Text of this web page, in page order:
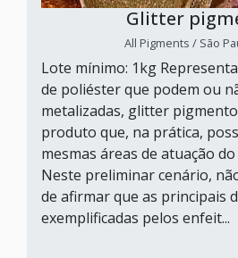
Glitter
All Pigments / São
Lote mínimo: 1kg
de poliéster que podem ou
metalizadas, glitter
produto que, na prática,
mesmas áreas de atuação
Neste preliminar cenário,
de afirmar que as principais
exemplificadas pelos enfeit...